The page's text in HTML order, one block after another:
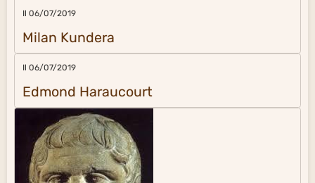
Il 06/07/2019
Milan Kundera
Il 06/07/2019
Edmond Haraucourt